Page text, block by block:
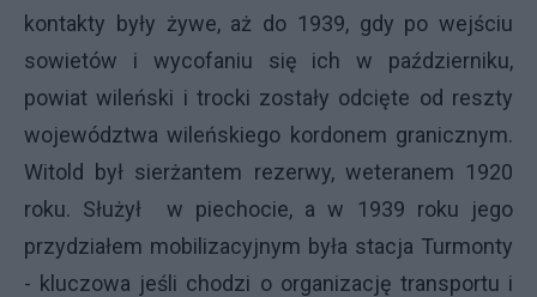
kontakty były żywe, aż do 1939, gdy po wejściu
sowietów i wycofaniu się ich w październiku,
powiat wileński i trocki zostały odcięte od reszty
województwa wileńskiego kordonem granicznym.
Witold był sierżantem rezerwy, weteranem 1920
roku. Służył w piechocie, a w 1939 roku jego
przydziałem mobilizacyjnym była stacja Turmonty
- kluczowa jeśli chodzi o organizację transportu i